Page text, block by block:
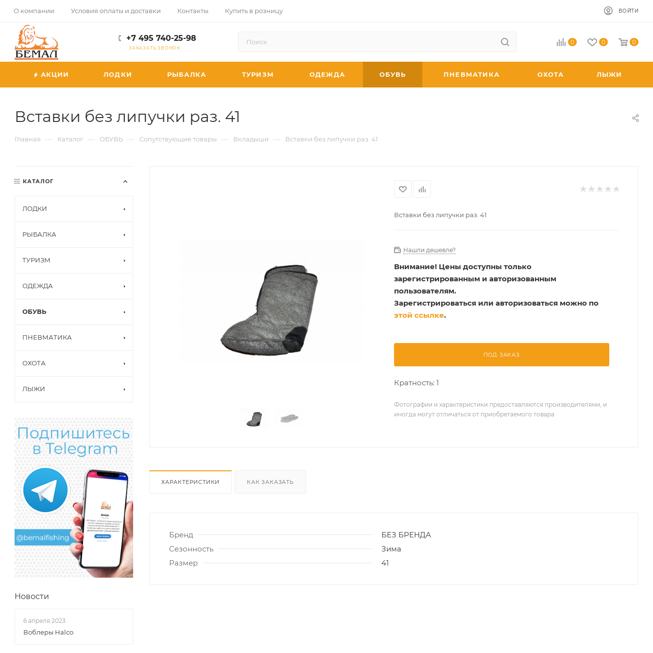
О компании Условия оплаты и доставки Контакты Купить в розницу ВОЙТИ
+7 495 740-25-98
ЗАКАЗАТЬ ЗВОНОК
0 0 0
АКЦИИ ЛОДКИ РЫБАЛКА ТУРИЗМ ОДЕЖДА ОБУВЬ ПНЕВМАТИКА ОХОТА ЛЫЖИ
Вставки без липучки раз. 41
Главная — Каталог — ОБУВЬ — Сопутствующие товары — Вкладыши — Вставки без липучки раз. 41
Вставки без липучки раз. 41
Нашли дешевле?
Внимание! Цены доступны только
зарегистрированным и авторизованным
пользователям.
Зарегистрироваться или авторизоваться можно по
этой ссылке.
ПОД ЗАКАЗ
Кратность: 1
Фотографии и характеристики предоставляются производителями, и
иногда могут отличаться от приобретаемого товара
ХАРАКТЕРИСТИКИ КАК ЗАКАЗАТЬ
Бренд
БЕЗ БРЕНДА
Сезонность
Зима
Размер
41
КАТАЛОГ
ЛОДКИ
РЫБАЛКА
ТУРИЗМ
ОДЕЖДА
ОБУВЬ
ПНЕВМАТИКА
ОХОТА
ЛЫЖИ
Новости
6 апреля 2023
Воблеры Halco